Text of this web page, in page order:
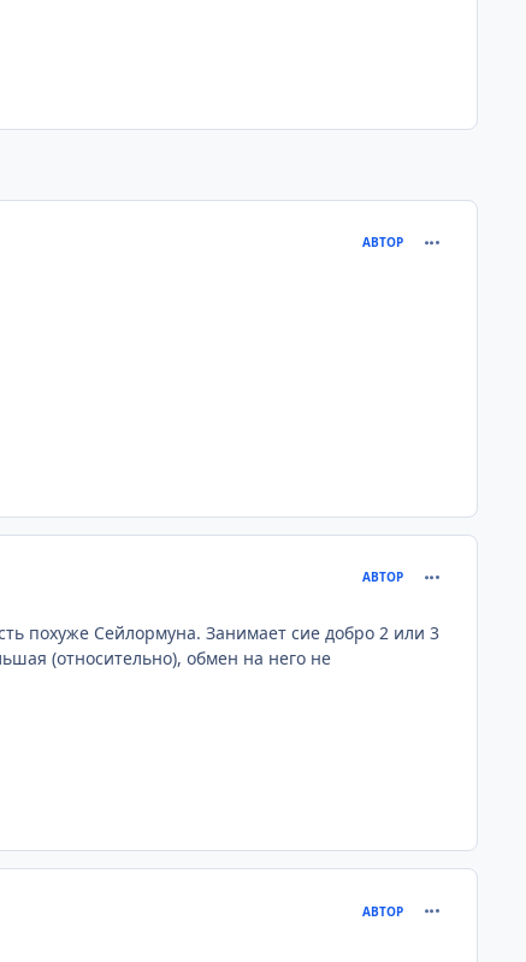
АВТОР
АВТОР
похуже Сейлормуна. Занимает сие добро 2 или 3
(относительно), обмен на него не
АВТОР